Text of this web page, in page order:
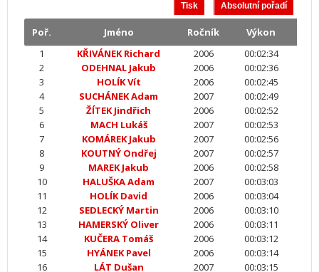
Poř. Jméno Ročník
Výkon
1
KŘIVÁNEK Richard 2006
00:02:34
2
ODEHNAL Jakub 2006
00:02:36
3
HOLÍK Vít 2006
00:02:45
4
SUCHÁNEK Adam 2007
00:02:49
5
ŽÍTEK Jindřich 2006
00:02:52
6
MACH Lukáš 2007
00:02:53
7
KOMÁREK Jakub 2007
00:02:56
8
KOUTNÝ Ondřej 2007
00:02:57
9
MAREK Jakub 2006
00:02:58
10
HALUŠKA Adam 2007
00:03:03
11
HOLÍK David 2006
00:03:04
12
SEDLECKÝ Martin 2006
00:03:10
13
HAMERSKÝ Oliver 2006
00:03:11
14
KUČERA Tomáš 2006
00:03:12
15
HYÁNEK Pavel 2006
00:03:14
16
LÁT Dušan 2007
00:03:15